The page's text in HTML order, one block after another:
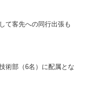
て客先への同行出張も
術部（6名）に配属とな